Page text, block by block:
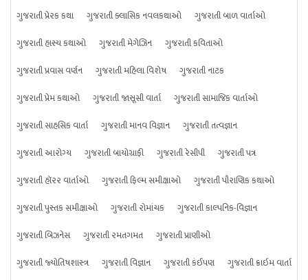
ગુજરાતી પ્રેરક કથા
ગુજરાતી ક્લાસિક નવલકથાઓ
ગુજરાતી બાળ વાર્તાઓ
ગુજરાતી હાસ્ય કથાઓ
ગુજરાતી મેગેઝિન
ગુજરાતી કવિતાઓ
ગુજરાતી પ્રવાસ વર્ણન
ગુજરાતી મહિલા વિશેષ
ગુજરાતી નાટક
ગુજરાતી પ્રેમ કથાઓ
ગુજરાતી જાસૂસી વાર્તા
ગુજરાતી સામાજિક વાર્તાઓ
ગુજરાતી સાહસિક વાર્તા
ગુજરાતી માનવ વિજ્ઞાન
ગુજરાતી તત્વજ્ઞાન
ગુજરાતી આરોગ્ય
ગુજરાતી બાયોગ્રાફી ગુજરાતી રેસીપી
ગુજરાતી પત્ર
ગુજરાતી હૉરર વાર્તાઓ
ગુજરાતી ફિલ્મ સમીક્ષાઓ
ગુજરાતી પૌરાણિક કથાઓ
ગુજરાતી પુસ્તક સમીક્ષાઓ
ગુજરાતી રોમાંચક
ગુજરાતી કાલ્પનિક-વિજ્ઞાન
ગુજરાતી બિઝનેસ
ગુજરાતી રમતગમત
ગુજરાતી પ્રાણીઓ
ગુજરાતી જ્યોતિષશાસ્ત્ર
ગુજરાતી વિજ્ઞાન ગુજરાતી કંઈપણ ગુજરાતી ક્રાઇમ વાર્તા